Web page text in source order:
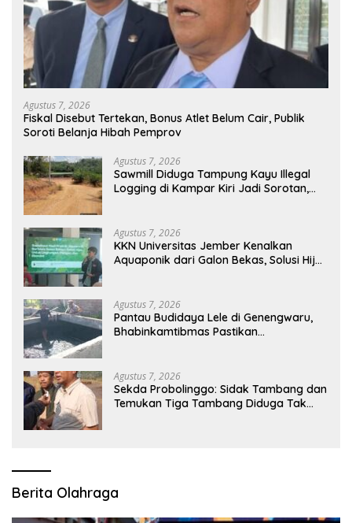
Agustus 7, 2026
Fiskal Disebut Tertekan, Bonus Atlet Belum Cair, Publik
Soroti Belanja Hibah Pemprov
Agustus 7, 2026
Sawmill Diduga Tampung Kayu Illegal
Logging di Kampar Kiri Jadi Sorotan,
Agustus 7, 2026
KKN Universitas Jember Kenalkan
Aquaponik dari Galon Bekas, Solusi Hijau
Agustus 7, 2026
Pantau Budidaya Lele di Genengwaru,
Bhabinkamtibmas Pastikan
Agustus 7, 2026
Sekda Probolinggo: Sidak Tambang dan
Temukan Tiga Tambang Diduga Tak
Berita Olahraga